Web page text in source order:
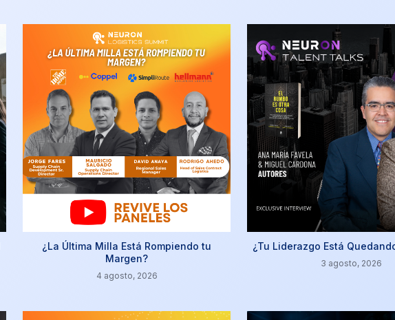
¿La Última Milla Está Rompiendo tu
Margen?
4 agosto, 2026
¿Tu Liderazgo Está
3 agosto, 2026